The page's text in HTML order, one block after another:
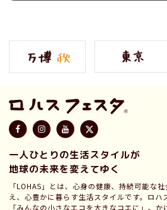
一人ひとりの生活スタイルが
地球の未来を変えてゆく
「LOHAS」とは、心身の健康、持続可能な
え、心豊かに暮らす生活スタイルです。ロハ
「みんなの小さなエコを大きなコエに」。